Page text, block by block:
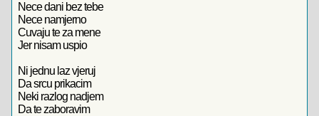
Nece dani bez tebe
Nece namjerno
Cuvaju te za mene
Jer nisam uspio
Ni jednu laz vjeruj
Da srcu prikacim
Neki razlog nadjem
Da te zaboravim